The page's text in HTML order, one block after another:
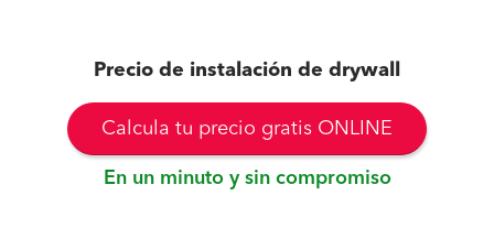
Precio de instalación de drywall
Calcula tu precio gratis ONLINE
En un minuto y sin compromiso